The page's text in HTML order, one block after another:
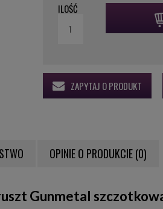
ILOŚĆ
ZAPYTAJ O PRODUKT
OPINIE O PRODUKCIE (0)
Gunmetal